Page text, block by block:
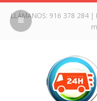
LLÁMANOS: 916 378 284|